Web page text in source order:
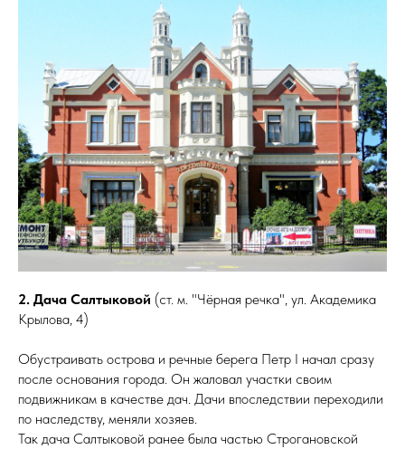
2. Дача Салтыковой (ст. м. "Чёрная речка", ул. Академика
Крылова, 4)
Обустраивать острова и речные берега Петр I начал сразу
после основания города. Он жаловал участки своим
подвижникам в качестве дач. Дачи впоследствии переходили
по наследству, меняли хозяев.
Так дача Салтыковой ранее была частью Строгановской